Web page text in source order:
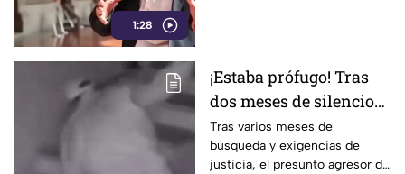
1:28
¡Estaba prófugo! Tras
dos meses de silencio
detuvieron a Jorge "N",
agresor de Paula
Tras varios meses de
búsqueda y exigencias de
justicia, el presunto agresor de